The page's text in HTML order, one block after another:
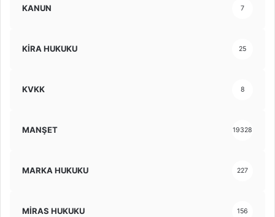
KANUN 7
KİRA HUKUKU 25
KVKK 8
MANŞET 19328
MARKA HUKUKU 227
MİRAS HUKUKU 156